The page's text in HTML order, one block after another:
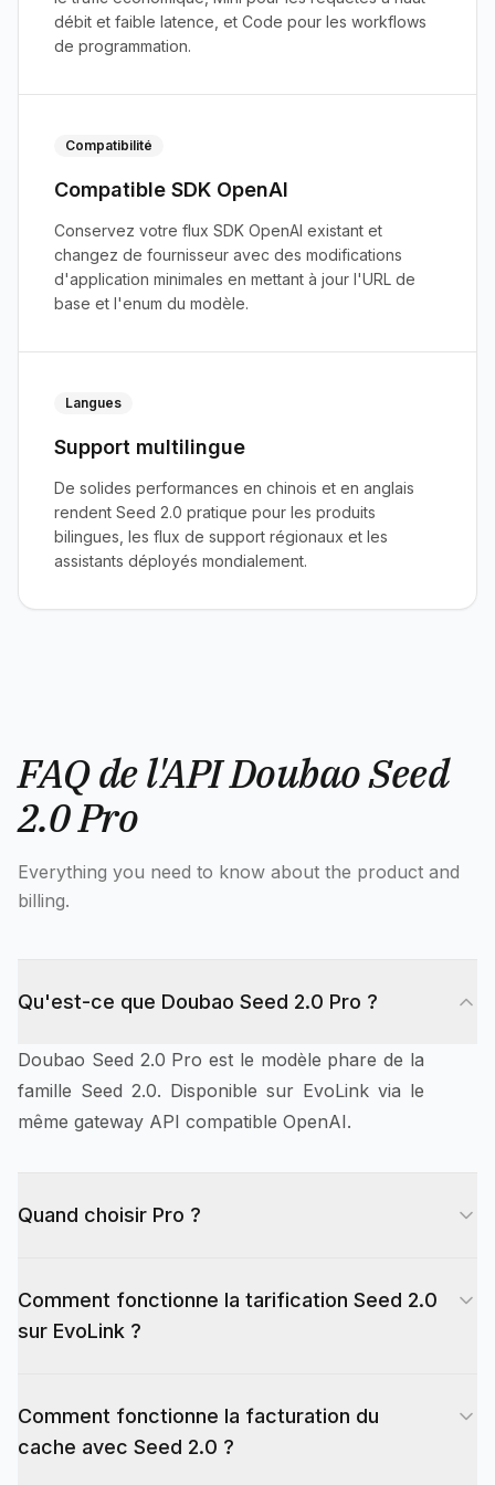
débit et faible latence, et Code pour les workflows
de programmation.
Compatibilité
Compatible SDK OpenAI
Conservez votre flux SDK OpenAI existant et
changez de fournisseur avec des modifications
d'application minimales en mettant à jour l'URL de
base et l'enum du modèle.
Langues
Support multilingue
De solides performances en chinois et en anglais
rendent Seed 2.0 pratique pour les produits
bilingues, les flux de support régionaux et les
assistants déployés mondialement.
FAQ de l'API Doubao Seed
2.0 Pro
Everything you need to know about the product and
billing.
Qu'est-ce que Doubao Seed 2.0 Pro ?
Doubao Seed 2.0 Pro est le modèle phare de la
famille Seed 2.0. Disponible sur EvoLink via le
même gateway API compatible OpenAI.
Quand choisir Pro ?
meilleure qualité de sortie polyvalente de la
famille Seed 2.0.
Comment fonctionne la tarification Seed 2.0
sur EvoLink ?
sur la longueur pour l'entrée et la sortie. Les
requêtes dans les 32K de longueur de prompt
Comment fonctionne la facturation du
cache avec Seed 2.0 ?